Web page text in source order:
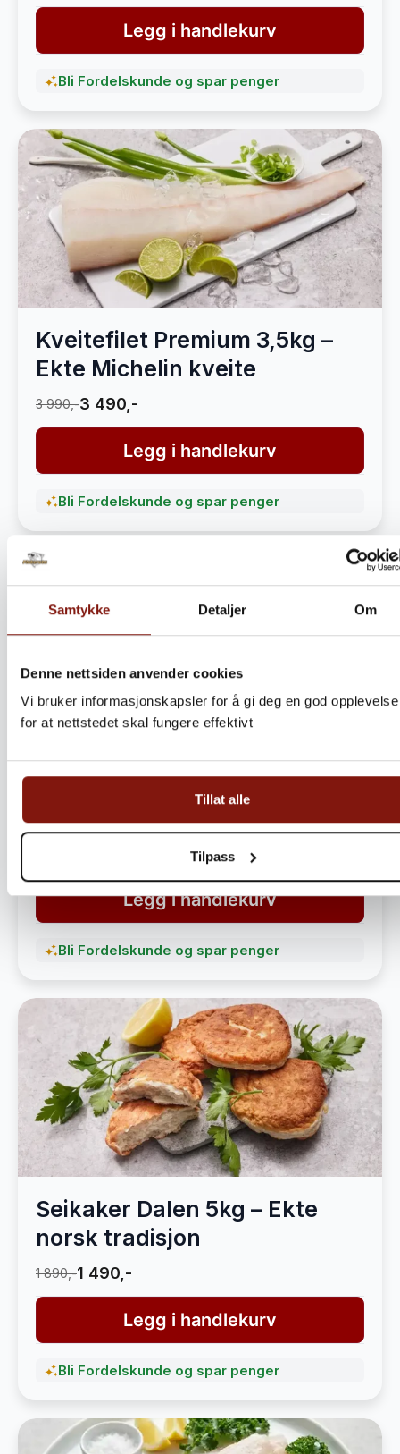
Samtykke Detaljer Om
Denne nettsiden anvender cookies
Vi bruker informasjonskapsler for å gi deg en god
for at nettstedet skal fungere effektivt
Tillat alle
Tilpass
Legg i handlekurv
Bli Fordelskunde og spar penger
Kveitefilet Premium 3,5kg –
Ekte Michelin kveite
3 990,-3 490,-
Legg i handlekurv
Bli Fordelskunde og spar penger
Steinbitkaker Dalen 5kg –
Ekte norsk håndverk fra
havet
Legg i handlekurv
Bli Fordelskunde og spar penger
Seikaker Dalen 5kg – Ekte
norsk tradisjon
1 890,-1 490,-
Legg i handlekurv
Bli Fordelskunde og spar penger